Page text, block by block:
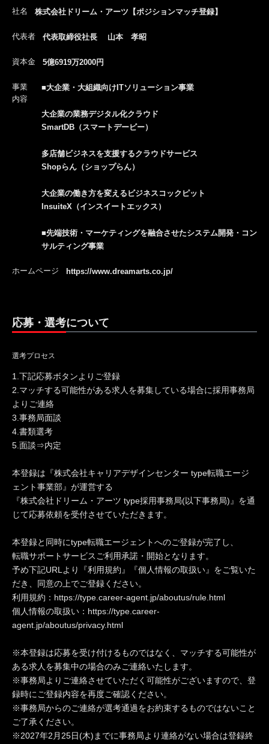
社名 株式会社ドリーム・アーツ【ポジションマッチ登録】
代表者 代表取締役社長 山本 孝昭
資本金 5億6919万2000円
事業
内容
■大企業・大組織向けITソリューション事業
大企業の業務デジタル化クラウド
SmartDB（スマートデービー）
多店舗ビジネスを支援するクラウドサービス​
Shopらん（ショップらん）
大企業の働き方を変えるビジネスコックピット
InsuiteX（インスイートエックス）
■先端技術・マーケティングを融合させたシステム開発・コン
サルティング事業
ホームページ https://www.dreamarts.co.jp/
応募・選考について
選考プロセス
1.下記応募ボタンよりご登録
2.マッチする可能性がある求人を募集している場合に採用事務局
よりご連絡
3.事務局面談
4.書類選考
5.面談⇒内定
本登録は『株式会社キャリアデザインセンター type転職エージ
ェント事業部』が運営する
『株式会社ドリーム・アーツ type採用事務局(以下事務局)』を通
じて応募依頼を受付させていただきます。
本登録と同時にtype転職エージェントへのご登録が完了し、
転職サポートサービスご利用承諾・開始となります。
予め下記URLより『利用規約』『個人情報の取扱い』をご覧いた
だき、同意の上でご登録ください。
利用規約：https://type.career-agent.jp/aboutus/rule.html
個人情報の取扱い：https://type.career-
agent.jp/aboutus/privacy.html
※本登録は応募を受け付けるものではなく、マッチする可能性が
ある求人を募集中の場合のみご連絡いたします。
※事務局よりご連絡させていただく可能性がございますので、登
録時にご登録内容を再度ご確認ください。
※事務局からのご連絡が選考通過をお約束するものではないこと
ご了承ください。
※2027年2月25日(木)までに事務局より連絡がない場合は登録終